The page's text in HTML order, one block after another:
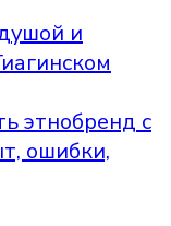
и
этнобренд с
ошибки,